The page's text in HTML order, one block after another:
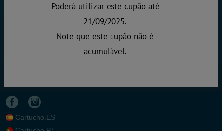
Poderá utilizar este cupão até
21/09/2025.
Note que este cupão não é
acumulável.
Cartucho.ES